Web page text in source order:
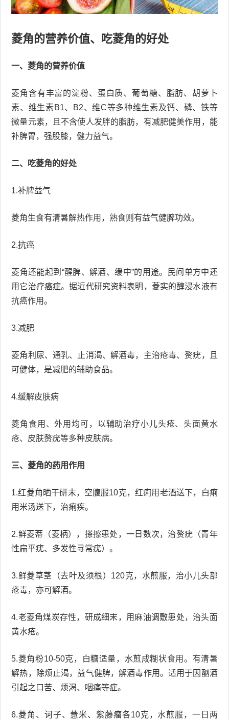
菱角的营养价值、吃菱角的好处
一、菱角的营养价值
菱角含有丰富的淀粉、蛋白质、葡萄糖、脂肪、胡萝卜
素、维生素B1、B2、维C等多种维生素及钙、磷、铁等
微量元素，且不含使人发胖的脂肪，有减肥健美作用，能
补脾胃，强股膝，健力益气。
二、吃菱角的好处
1.补脾益气
菱角生食有清暑解热作用，熟食则有益气健脾功效。
2.抗癌
菱角还能起到“醒脾、解酒、缓中”的用途。民间单方中还
用它治疗癌症。据近代研究资料表明，菱实的醇浸水液有
抗癌作用。
3.减肥
菱角利尿、通乳、止消渴、解酒毒，主治疮毒、赘疣，且
可健体，是减肥的辅助食品。
4.缓解皮肤病
菱角食用、外用均可，以辅助治疗小儿头疮、头面黄水
疮、皮肤赘疣等多种皮肤病。
三、菱角的药用作用
1.红菱角晒干研末，空腹服10克，红痢用老酒送下，白痢
用米汤送下，治痢疾。
2.鲜菱蒂（菱柄），搽擦患处，一日数次，治赘疣（青年
性扁平疣、多发性寻常疣）。
3.鲜菱草茎（去叶及须根）120克，水煎服，治小儿头部
疮毒，亦可解酒。
4.老菱角煤炭存性，研成细末，用麻油调敷患处，治头面
黄水疮。
5.菱角粉10-50克，白糖适量，水煎成糊状食用。有清暑
解热，除烦止渴，益气健脾，解酒毒作用。适用于因酗酒
引起之口苦、烦渴、咽痛等症。
6.菱角、诃子、薏米、紫藤瘤各10克，水煎服，一日两